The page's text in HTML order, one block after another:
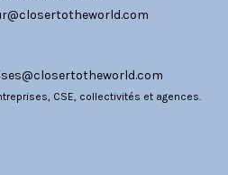
CSE, collectivités et agences.